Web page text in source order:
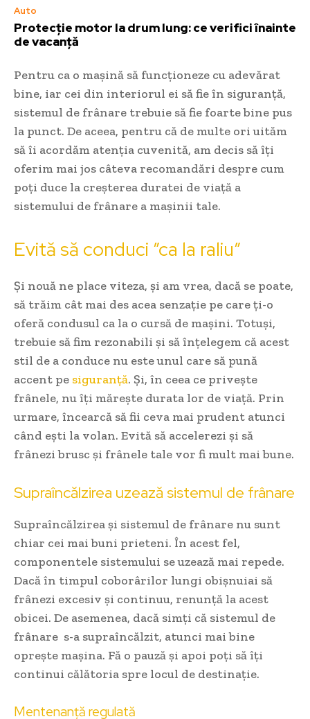
Auto
Protecție motor la drum lung: ce verifici înainte
de vacanță
Pentru ca o mașină să funcționeze cu adevărat
bine, iar cei din interiorul ei să fie în siguranță,
sistemul de frânare trebuie să fie foarte bine pus
la punct. De aceea, pentru că de multe ori uităm
să îi acordăm atenția cuvenită, am decis să îți
oferim mai jos câteva recomandări despre cum
poți duce la creșterea duratei de viață a
sistemului de frânare a mașinii tale.
Evită să conduci ”ca la raliu”
Și nouă ne place viteza, și am vrea, dacă se poate,
să trăim cât mai des acea senzație pe care ți-o
oferă condusul ca la o cursă de mașini. Totuși,
trebuie să fim rezonabili și să înțelegem că acest
stil de a conduce nu este unul care să pună
accent pe siguranță. Și, în ceea ce privește
frânele, nu îți mărește durata lor de viață. Prin
urmare, încearcă să fii ceva mai prudent atunci
când ești la volan. Evită să accelerezi și să
frânezi brusc și frânele tale vor fi mult mai bune.
Supraîncălzirea uzează sistemul de frânare
Supraîncălzirea și sistemul de frânare nu sunt
chiar cei mai buni prieteni. În acest fel,
componentele sistemului se uzează mai repede.
Dacă în timpul coborârilor lungi obișnuiai să
frânezi excesiv și continuu, renunță la acest
obicei. De asemenea, dacă simți că sistemul de
frânare s-a supraîncălzit, atunci mai bine
oprește mașina. Fă o pauză și apoi poți să îți
continui călătoria spre locul de destinație.
Mentenanță regulată